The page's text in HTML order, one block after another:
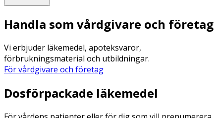
Handla som vårdgivare och företag
Vi erbjuder läkemedel, apoteksvaror,
förbrukningsmaterial och utbildningar.
För vårdgivare och företag
Dosförpackade läkemedel